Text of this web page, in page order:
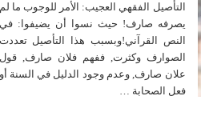
التأصيل الفقهي العجيب: الأمر للوجوب ما لم
يصرفه صارف! حيث نسوا أن يضيفوا: في
النص القرآني!وبسبب هذا التأصيل تعددت
الصوارف وكثرت, ففهم فلان صارف, قول
علان صارف, وعدم وجود الدليل في السنة أو
فعل الصحابة …